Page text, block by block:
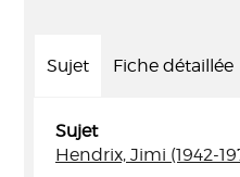
Sujet Fiche détaillée
Sujet
Hendrix, Jimi (1942-